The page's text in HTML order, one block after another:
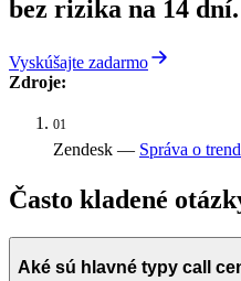
bez rizika na 14 dní.
Vyskúšajte zadarmo
Zdroje:
01
Zendesk — Správa o
Často kladené
Aké sú hlavné typy call